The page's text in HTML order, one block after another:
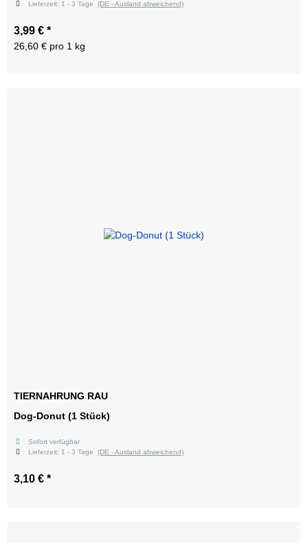
Lieferzeit: 1 - 3 Tage (DE - Ausland abweichend)
3,99 € *
26,60 € pro 1 kg
TIERNAHRUNG RAU
Dog-Donut (1 Stück)
Sofort verfügbar
Lieferzeit: 1 - 3 Tage (DE - Ausland abweichend)
3,10 € *